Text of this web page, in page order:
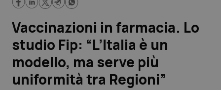
Lavoro e Professioni
Scienza e Farmaci
Studi e Analisi
Vaccinazioni in farmacia. Lo
studio Fip: “L’Italia è un
modello, ma serve più
uniformità tra Regioni”